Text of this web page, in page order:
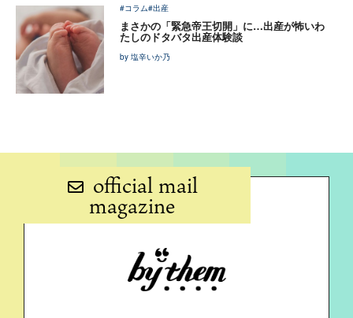
#コラム#出産
まさかの「緊急帝王切開」に…出産が怖いわ
たしのドタバタ出産体験談
by 塩辛いか乃
official mail
magazine